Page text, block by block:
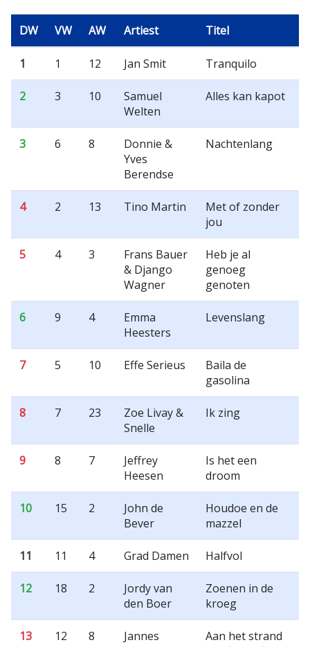
DW VW AW Artiest Titel
1 1 12 Jan Smit Tranquilo
2 3 10
Samuel
Welten
Alles kan kapot
3 6 8
Donnie &
Yves
Berendse
Nachtenlang
4 2 13 Tino Martin
Met of zonder
jou
5 4 3
Frans Bauer
& Django
Wagner
Heb je al
genoeg
genoten
6 9 4
Emma
Heesters
Levenslang
7 5 10 Effe Serieus
Baila de
gasolina
8 7 23
Zoe Livay &
Snelle
Ik zing
9 8 7
Jeffrey
Heesen
Is het een
droom
10 15 2
John de
Bever
Houdoe en de
mazzel
11 11 4 Grad Damen Halfvol
12 18 2
Jordy van
den Boer
Zoenen in de
kroeg
13 12 8 Jannes
Aan het strand